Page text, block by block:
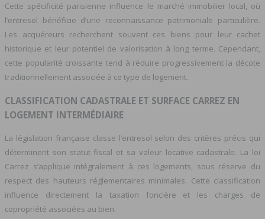
Cette spécificité parisienne influence le marché immobilier local, où
l’entresol bénéficie d’une reconnaissance patrimoniale particulière.
Les acquéreurs recherchent souvent ces biens pour leur cachet
historique et leur potentiel de valorisation à long terme. Cependant,
cette popularité croissante tend à réduire progressivement la décote
traditionnellement associée à ce type de logement.
CLASSIFICATION CADASTRALE ET SURFACE CARREZ EN
LOGEMENT INTERMÉDIAIRE
La législation française classe l’entresol selon des critères précis qui
déterminent son statut fiscal et sa valeur locative cadastrale. La loi
Carrez s’applique intégralement à ces logements, sous réserve du
respect des hauteurs réglementaires minimales. Cette classification
influence directement la taxation foncière et les charges de
copropriété associées au bien.